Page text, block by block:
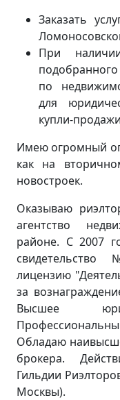
Заказать
При наличии
по
для
купли-
Имею огромный
как на
новостроек.
Оказываю
агентство
районе. С 2007
лицензию
за
Высшее
Обладаю
брокера.
Гильдии
Москвы).